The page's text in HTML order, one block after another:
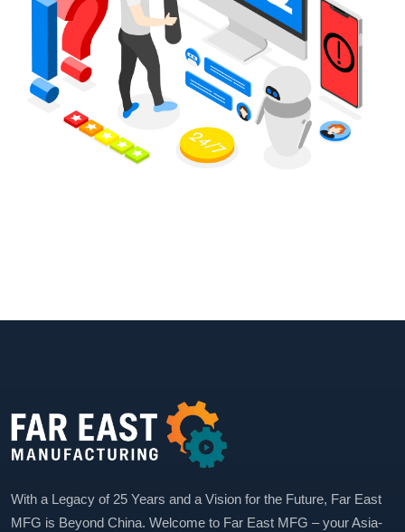
With a Legacy of 25 Years and a Vision for the Future, Far East
MFG is Beyond China. Welcome to Far East MFG – your Asia-